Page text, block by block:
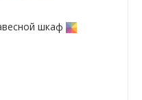
шкаф